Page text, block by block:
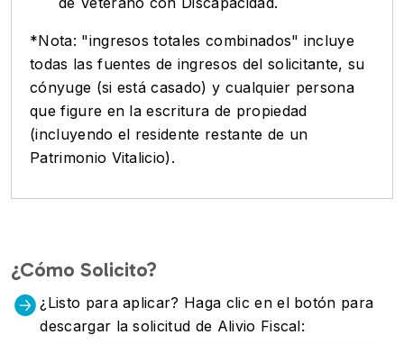
*Nota: "ingresos totales combinados" incluye
todas las fuentes de ingresos del solicitante, su
cónyuge (si está casado) y cualquier persona
que figure en la escritura de propiedad
(incluyendo el residente restante de un
Patrimonio Vitalicio).
¿Cómo Solicito?
¿Listo para aplicar? Haga clic en el botón para
descargar la solicitud de Alivio Fiscal: